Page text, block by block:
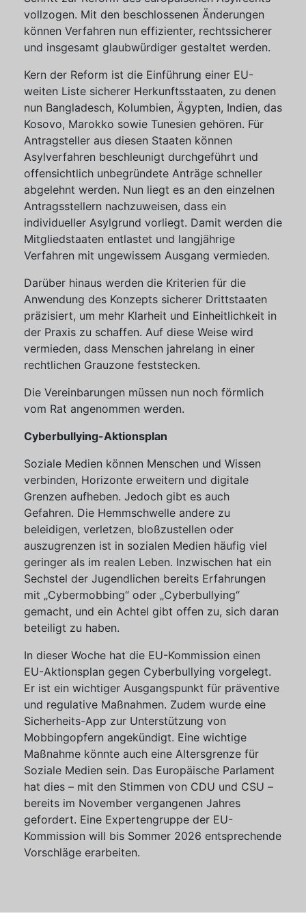
vollzogen. Mit den beschlossenen Änderungen
können Verfahren nun effizienter, rechtssicherer
und insgesamt glaubwürdiger gestaltet werden.
Kern der Reform ist die Einführung einer EU-
weiten Liste sicherer Herkunftsstaaten, zu denen
nun Bangladesch, Kolumbien, Ägypten, Indien, das
Kosovo, Marokko sowie Tunesien gehören. Für
Antragsteller aus diesen Staaten können
Asylverfahren beschleunigt durchgeführt und
offensichtlich unbegründete Anträge schneller
abgelehnt werden. Nun liegt es an den einzelnen
Antragsstellern nachzuweisen, dass ein
individueller Asylgrund vorliegt. Damit werden die
Mitgliedstaaten entlastet und langjährige
Verfahren mit ungewissem Ausgang vermieden.
Darüber hinaus werden die Kriterien für die
Anwendung des Konzepts sicherer Drittstaaten
präzisiert, um mehr Klarheit und Einheitlichkeit in
der Praxis zu schaffen. Auf diese Weise wird
vermieden, dass Menschen jahrelang in einer
rechtlichen Grauzone feststecken.
Die Vereinbarungen müssen nun noch förmlich
vom Rat angenommen werden.
Cyberbullying-Aktionsplan
Soziale Medien können Menschen und Wissen
verbinden, Horizonte erweitern und digitale
Grenzen aufheben. Jedoch gibt es auch
Gefahren. Die Hemmschwelle andere zu
beleidigen, verletzen, bloßzustellen oder
auszugrenzen ist in sozialen Medien häufig viel
geringer als im realen Leben. Inzwischen hat ein
Sechstel der Jugendlichen bereits Erfahrungen
mit „Cybermobbing“ oder „Cyberbullying“
gemacht, und ein Achtel gibt offen zu, sich daran
beteiligt zu haben.
In dieser Woche hat die EU-Kommission einen
EU-Aktionsplan gegen Cyberbullying vorgelegt.
Er ist ein wichtiger Ausgangspunkt für präventive
und regulative Maßnahmen. Zudem wurde eine
Sicherheits-App zur Unterstützung von
Mobbingopfern angekündigt. Eine wichtige
Maßnahme könnte auch eine Altersgrenze für
Soziale Medien sein. Das Europäische Parlament
hat dies – mit den Stimmen von CDU und CSU –
bereits im November vergangenen Jahres
gefordert. Eine Expertengruppe der EU-
Kommission will bis Sommer 2026 entsprechende
Vorschläge erarbeiten.